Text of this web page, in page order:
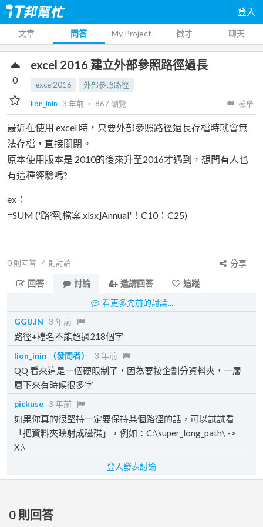
登入
文章 問答 My Project 徵才 聊天
excel 2016 建立外部參照路徑過長
excel2016
外部參照路徑
lion_inin
3 年前 ‧ 867瀏覽 檢舉
0
最近在使用 excel 時，只要外部參照路徑過長存檔時就會無
法存檔，直接關閉。
原本使用版本是 2010的後來升至2016才遇到，想問有人也
有這種經驗嗎?
ex：
=SUM ('路徑[檔案.xlsx]Annual'！C10：C25)
0 則回答 4 則討論
分享
回答
討論 邀請回答
追蹤
看更多先前的討論...
GGU.IN 3 年前
路徑+檔名不能超過218個字
lion_inin （發問者） 3 年前
QQ 看來這是一個硬限制了，因為要按企劃分資料夾，一層
層下來有時候很多字
pickuse 3 年前
如果你真的很堅持一定要保持某個路徑的話，可以試試看
「把資料夾映射成磁碟」，例如：C:\super_long_path\ ->
X:\
登入發表討論
0 則回答